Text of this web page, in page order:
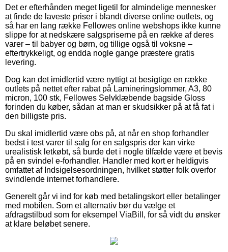
Det er efterhånden meget ligetil for almindelige mennesker
at finde de laveste priser i blandt diverse online outlets, og
så har en lang række Fellowes online webshops ikke kunne
slippe for at nedskære salgspriserne på en række af deres
varer – til babyer og børn, og tillige også til voksne –
eftertrykkeligt, og endda nogle gange præstere gratis
levering.
Dog kan det imidlertid være nyttigt at besigtige en række
outlets på nettet efter rabat på Lamineringslommer, A3, 80
micron, 100 stk, Fellowes Selvklæbende bagside Gloss
forinden du køber, sådan at man er skudsikker på at få fat i
den billigste pris.
Du skal imidlertid være obs på, at når en shop forhandler
bedst i test varer til salg for en salgspris der kan virke
urealistisk letkøbt, så burde det i nogle tilfælde være et bevis
på en svindel e-forhandler. Handler med kort er heldigvis
omfattet af Indsigelsesordningen, hvilket støtter folk overfor
svindlende internet forhandlere.
Generelt går vi ind for køb med betalingskort eller betalinger
med mobilen. Som et alternativ bør du vælge et
afdragstilbud som for eksempel ViaBill, for så vidt du ønsker
at klare beløbet senere.